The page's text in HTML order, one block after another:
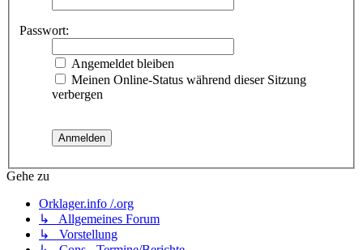
Passwort:
Angemeldet bleiben
Meinen Online-Status während dieser Sitzung
verbergen
Gehe zu
Orklager.info /.org
↳ Allgemeines Forum
↳ Vorstellung